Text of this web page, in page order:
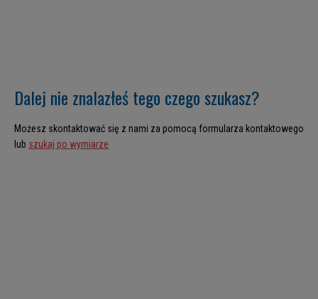
Dalej nie znalazłeś tego czego szukasz?
Możesz skontaktować się z nami za pomocą formularza kontaktowego
lub szukaj po wymiarze